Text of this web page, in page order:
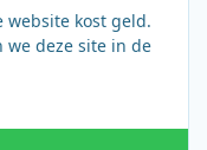
website kost geld.
we deze site in de